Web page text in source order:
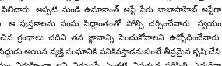
అప్పటి నుండి ఉమాకాంత్‌ ఆప్టే పేరు బాబాసాహెబ్‌ ఆప్టేగా
ఆ పుస్తకాలను సంఘ సిద్ధాంతంతో పోల్చి చర్చించేవారు. స్వయం
గ్రంథాలు చదివి తన జ్ఞానాన్ని పెంచుకోవాలని ఉద్బోధించేవారు.
అయిన వ్యక్తి సంఘానికి పనికివస్తాడనుకుంటే తీవ్రమైన కృషి చేసి